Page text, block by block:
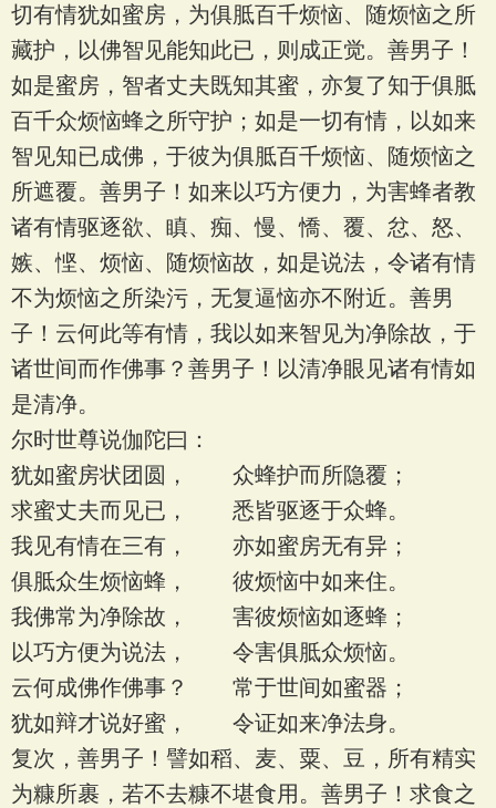
切有情犹如蜜房，为俱胝百千烦恼、随烦恼之所
藏护，以佛智见能知此已，则成正觉。善男子！
如是蜜房，智者丈夫既知其蜜，亦复了知于俱胝
百千众烦恼蜂之所守护；如是一切有情，以如来
智见知已成佛，于彼为俱胝百千烦恼、随烦恼之
所遮覆。善男子！如来以巧方便力，为害蜂者教
诸有情驱逐欲、瞋、痴、慢、憍、覆、忿、怒、
嫉、悭、烦恼、随烦恼故，如是说法，令诸有情
不为烦恼之所染污，无复逼恼亦不附近。善男
子！云何此等有情，我以如来智见为净除故，于
诸世间而作佛事？善男子！以清净眼见诸有情如
是清净。
尔时世尊说伽陀曰：
犹如蜜房状团圆， 众蜂护而所隐覆；
求蜜丈夫而见已， 悉皆驱逐于众蜂。
我见有情在三有， 亦如蜜房无有异；
俱胝众生烦恼蜂， 彼烦恼中如来住。
我佛常为净除故， 害彼烦恼如逐蜂；
以巧方便为说法， 令害俱胝众烦恼。
云何成佛作佛事？ 常于世间如蜜器；
犹如辩才说好蜜， 令证如来净法身。
复次，善男子！譬如稻、麦、粟、豆，所有精实
为糠所裹，若不去糠不堪食用。善男子！求食之